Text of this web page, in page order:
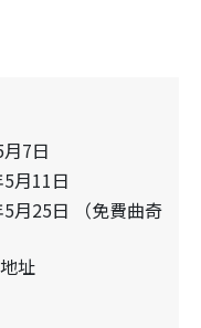
7日
月11日
月25日 （免費曲奇
址